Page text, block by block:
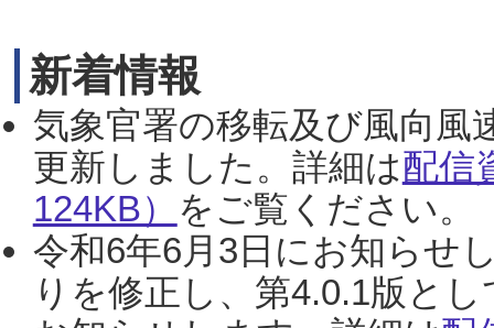
新着情報
気象官署の移転及び風向風
更新しました。詳細は配信
124KB） をご覧ください。
令和6年6月3日にお知らせ
りを修正し、第4.0.1版と